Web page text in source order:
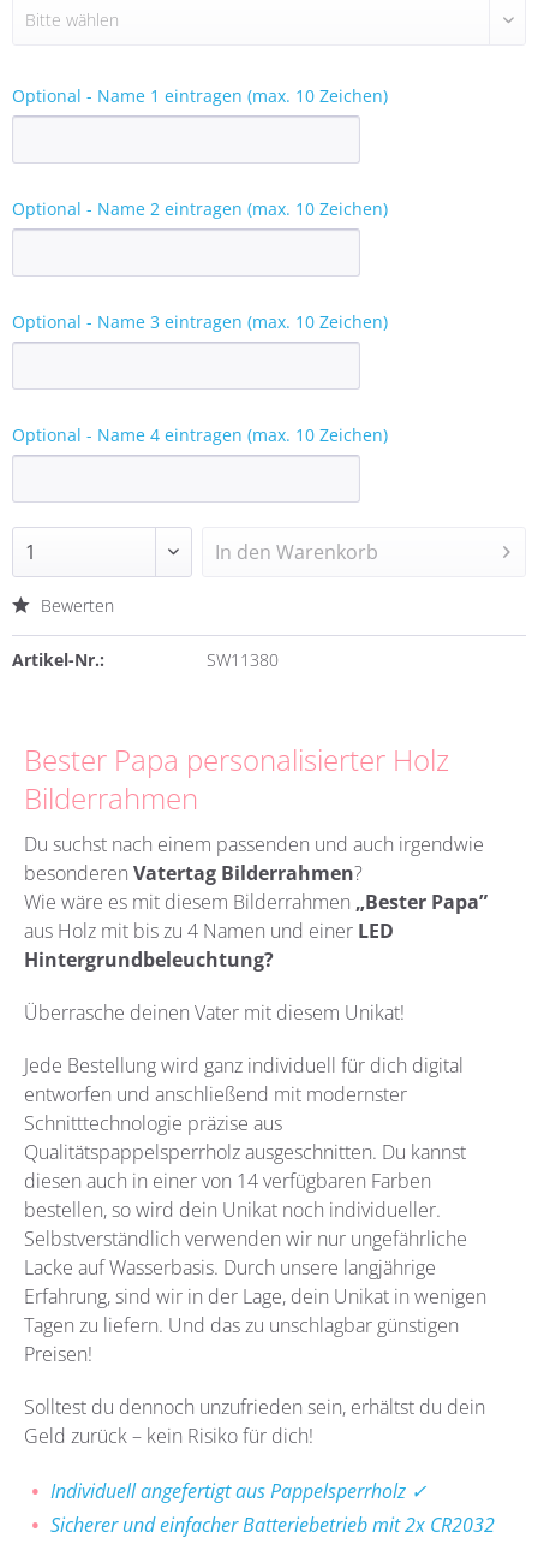
Optional - Name 1 eintragen (max. 10 Zeichen)
Optional - Name 2 eintragen (max. 10 Zeichen)
Optional - Name 3 eintragen (max. 10 Zeichen)
Optional - Name 4 eintragen (max. 10 Zeichen)
In den Warenkorb
Bewerten
Artikel-Nr.: SW11380
Bester Papa personalisierter Holz
Bilderrahmen
Du suchst nach einem passenden und auch irgendwie
besonderen Vatertag Bilderrahmen?
Wie wäre es mit diesem Bilderrahmen „Bester Papa”
aus Holz mit bis zu 4 Namen und einer LED
Hintergrundbeleuchtung?
Überrasche deinen Vater mit diesem Unikat!
Jede Bestellung wird ganz individuell für dich digital
entworfen und anschließend mit modernster
Schnitttechnologie präzise aus
Qualitätspappelsperrholzausgeschnitten. Du kannst
diesen auch in einer von 14 verfügbaren Farben
bestellen, so wird dein Unikat noch individueller.
Selbstverständlich verwenden wir nur ungefährliche
Lacke auf Wasserbasis. Durch unsere langjährige
Erfahrung, sind wir in der Lage, dein Unikat in wenigen
Tagen zu liefern. Und das zu unschlagbar günstigen
Preisen!
Solltest du dennoch unzufrieden sein, erhältst du dein
Geld zurück – kein Risiko für dich!
Individuell angefertigt aus Pappelsperrholz ✓
Sicherer und einfacher Batteriebetrieb mit 2x CR2032